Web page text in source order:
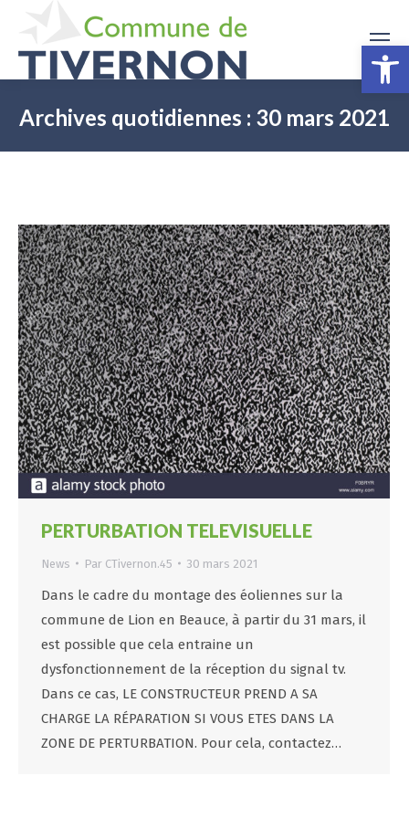
Archives quotidiennes : 30 mars 2021
PERTURBATION TELEVISUELLE
News Par CTivernon.45 30 mars 2021
Dans le cadre du montage des éoliennes sur la
commune de Lion en Beauce, à partir du 31 mars, il
est possible que cela entraine un
dysfonctionnement de la réception du signal tv.
Dans ce cas, LE CONSTRUCTEUR PREND A SA
CHARGE LA RÉPARATION SI VOUS ETES DANS LA
ZONE DE PERTURBATION. Pour cela, contactez…